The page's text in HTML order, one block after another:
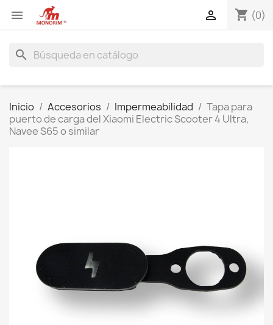
 shopping_cart (0)

search
Inicio Accesorios Impermeabilidad
Tapa para
puerto de carga del Xiaomi Electric Scooter 4 Ultra,
Navee S65 o similar